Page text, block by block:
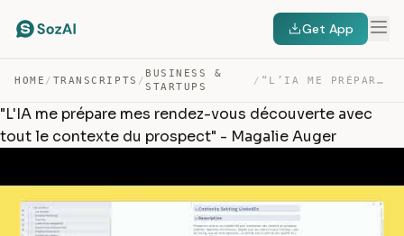
Get App
HOME / TRANSCRIPTS /
BUSINESS &
STARTUPS
/ “L’IA ME PRÉPARE MES RENDEZ-VOUS DÉCOUVERTE AVEC TOUT L… — TRANSCRIPT
"L'IA me prépare mes rendez-vous découverte avec
tout le contexte du prospect" - Magalie Auger